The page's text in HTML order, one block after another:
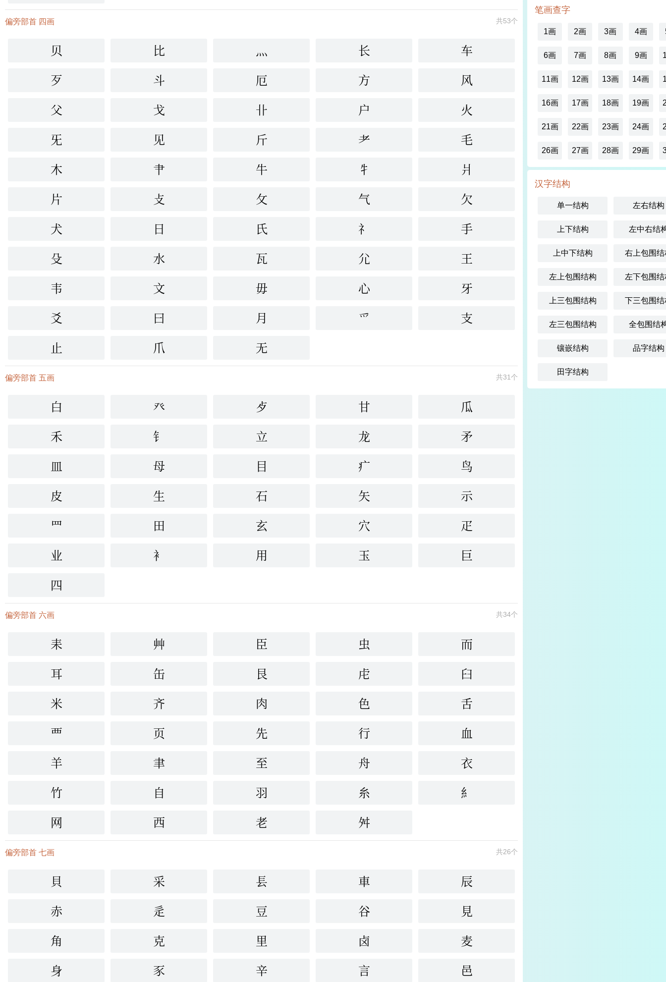
共53个
偏旁部首 四画
贝 比 灬 长
车
歹
斗 厄 方
风
父
戈 卝 户
火
旡
见 斤 耂
毛
木
肀 牛 牜
爿
片
攴 攵 气
欠
犬
日 氏 礻
手
殳
水 瓦 尣
王
韦
文 毋 心
牙
爻
曰 月 爫
支
止
爪 无
共31个
偏旁部首 五画
白 癶 歺 甘
瓜
禾
钅 立 龙
矛
皿
母 目 疒
鸟
皮
生 石 矢
示
罒
田 玄 穴
疋
业
衤 用 玉
巨
四
共34个
偏旁部首 六画
耒 艸 臣 虫
而
耳
缶 艮 虍
臼
米
齐 肉 色
舌
覀
页 先 行
血
羊
聿 至 舟
衣
竹
自 羽 糸
糹
网
西 老 舛
共26个
偏旁部首 七画
貝 采 镸 車
辰
赤
辵 豆 谷
見
角
克 里 卤
麦
身
豕 辛 言 邑
笔画查字
1画 2画 3画 4画
6画 7画 8画 9画
11画 12画 13画 14画
16画 17画 18画 19画
21画 22画 23画 24画
26画 27画 28画 29画
汉字结构
单一结构 左右结构
上下结构 左中右结
上中下结构 右上包围结
左上包围结构 左下包围结
上三包围结构 下三包围结
左三包围结构 全包围结
镶嵌结构 品字结构
田字结构